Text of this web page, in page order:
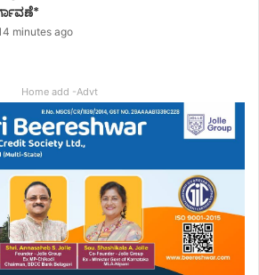
minutes ago
Home add -Advt